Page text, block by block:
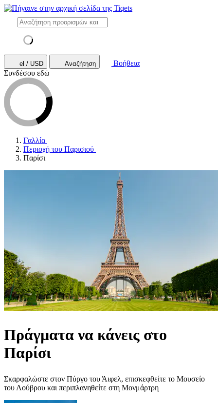
el / USD Αναζήτηση
Βοήθεια
Συνδέσου εδώ
Γαλλία
Περιοχή του Παρισιού
Παρίσι
Πράγματα να κάνεις στο
Παρίσι
Σκαρφαλώστε στον Πύργο του Άιφελ, επισκεφθείτε το Μουσείο
του Λούβρου και περιπλανηθείτε στη Μονμάρτρη